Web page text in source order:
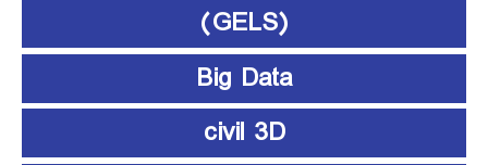
(GELS)
Big Data
civil 3D